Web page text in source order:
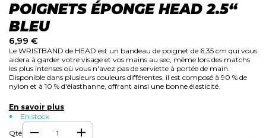
POIGNETS ÉPONGE HEAD 2.5“
BLEU
6,99 €
Le WRISTBAND de HEAD est un bandeau de poignet de 6,35 cm qui vous
aidera à garder votre visage et vos mains au sec, même lors des matchs
les plus intenses où vous n'avez pas de serviette à portée de main.
Disponible dans plusieurs couleurs différentes, il est composé à 90 % de
nylon et à 10 % d'élasthanne, offrant ainsi une bonne élasticité.
En savoir plus
En stock
Qté